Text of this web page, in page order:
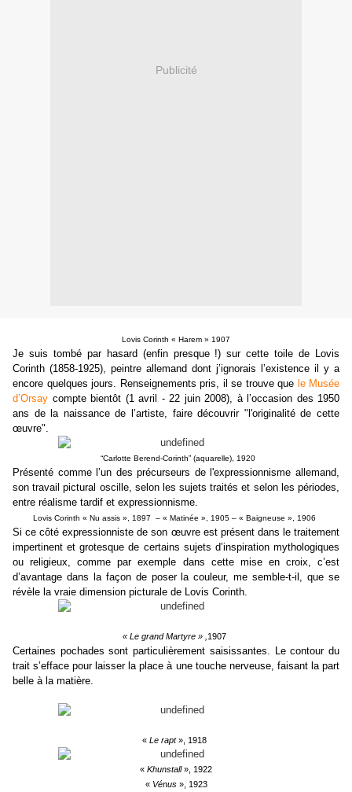
Publicité
Lovis Corinth « Harem » 1907
Je suis tombé par hasard (enfin presque !) sur cette toile de Lovis
Corinth (1858-1925), peintre allemand dont j’ignorais l’existence il y a
encore quelques jours. Renseignements pris, il se trouve que le Musée
d’Orsay compte bientôt (1 avril - 22 juin 2008), à l’occasion des 1950
ans de la naissance de l’artiste, faire découvrir "l'originalité de cette
œuvre".
“Carlotte Berend-Corinth” (aquarelle), 1920
Présenté comme l’un des précurseurs de l'expressionnisme allemand,
son travail pictural oscille, selon les sujets traités et selon les périodes,
entre réalisme tardif et expressionnisme.
Lovis Corinth « Nu assis », 1897 – « Matinée », 1905 – « Baigneuse », 1906
Si ce côté expressionniste de son œuvre est présent dans le traitement
impertinent et grotesque de certains sujets d’inspiration mythologiques
ou religieux, comme par exemple dans cette mise en croix, c’est
d’avantage dans la façon de poser la couleur, me semble-t-il, que se
révèle la vraie dimension picturale de Lovis Corinth.
« Le grand Martyre » , 1907
Certaines pochades sont particulièrement saisissantes. Le contour du
trait s’efface pour laisser la place à une touche nerveuse, faisant la part
belle à la matière.
« Le rapt», 1918
« Khunstall», 1922
« Vénus», 1923